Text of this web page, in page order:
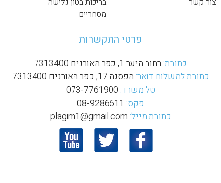
צור קשר
בריכות בטון גלישה
מסחריים
פרטי התקשרות
כתובת: רחוב היער 1, כפר האורנים 7313400
כתובת למשלוח דואר: הפסגה 17, כפר האורנים 7313400
טל משרד: 073-7761900
פקס:
כתובת מייל: plagim1@gmail.com